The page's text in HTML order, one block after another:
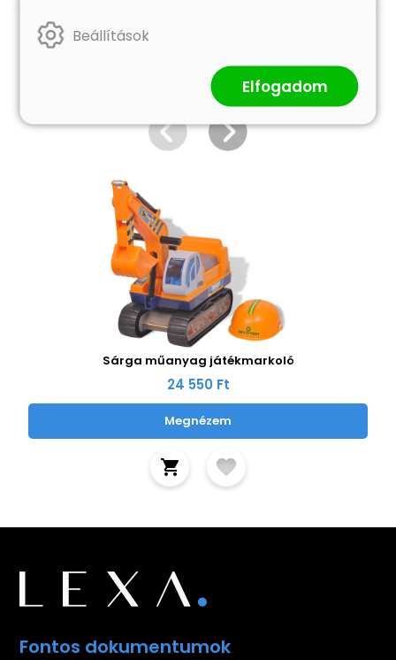
Hasonló termékek
Sárga műanyag játékmarkoló
24 550 Ft
Megnézem
Fontos dokumentumok
Beállítások
Elfogadom